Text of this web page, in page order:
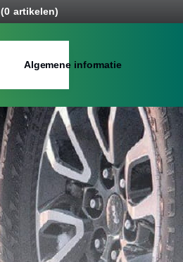
(0 artikelen)
Algemene informatie